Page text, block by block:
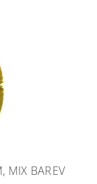
MIX BAREV